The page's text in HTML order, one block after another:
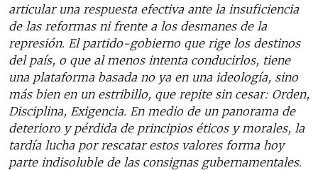
articular una respuesta efectiva ante la insuficiencia
de las reformas ni frente a los desmanes de la
represión. El partido-gobierno que rige los destinos
del país, o que al menos intenta conducirlos, tiene
una plataforma basada no ya en una ideología, sino
más bien en un estribillo, que repite sin cesar: Orden,
Disciplina, Exigencia. En medio de un panorama de
deterioro y pérdida de principios éticos y morales, la
tardía lucha por rescatar estos valores forma hoy
parte indisoluble de las consignas gubernamentales.